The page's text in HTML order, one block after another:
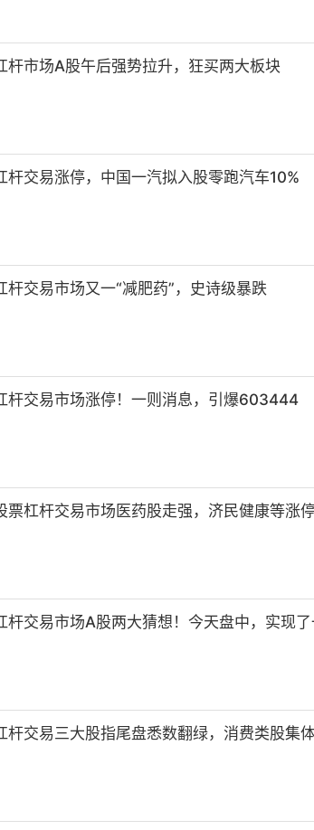
杆市场A股午后强势拉升，狂买两大板块
杆交易涨停，中国一汽拟入股零跑汽车10%
杆交易市场又一“减肥药”，史诗级暴跌
杆交易市场涨停！一则消息，引爆603444
票杠杆交易市场医药股走强，济民健康等涨
杆交易市场A股两大猜想！今天盘中，实现
杆交易三大股指尾盘悉数翻绿，消费类股集